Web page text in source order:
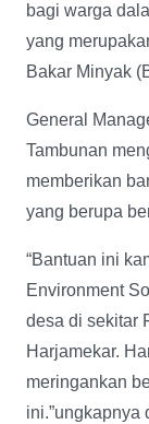
bagi warga
yang
Bakar Minyak
General
Tambunan
memberikan
yang berupa
“Bantuan ini
Environment
desa di sekitar
Harjamekar.
meringankan
ini.”ungkapnya